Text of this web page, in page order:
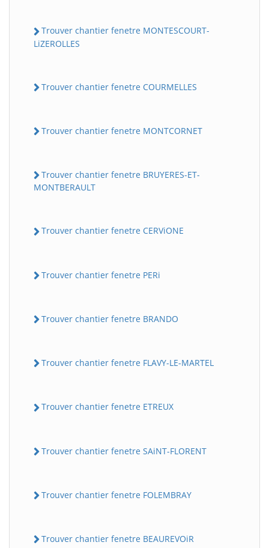
Trouver chantier fenetre MONTESCOURT-
LiZEROLLES
Trouver chantier fenetre COURMELLES
Trouver chantier fenetre MONTCORNET
Trouver chantier fenetre BRUYERES-ET-
MONTBERAULT
Trouver chantier fenetre CERViONE
Trouver chantier fenetre PERi
Trouver chantier fenetre BRANDO
Trouver chantier fenetre FLAVY-LE-MARTEL
Trouver chantier fenetre ETREUX
Trouver chantier fenetre SAiNT-FLORENT
Trouver chantier fenetre FOLEMBRAY
Trouver chantier fenetre BEAUREVOiR